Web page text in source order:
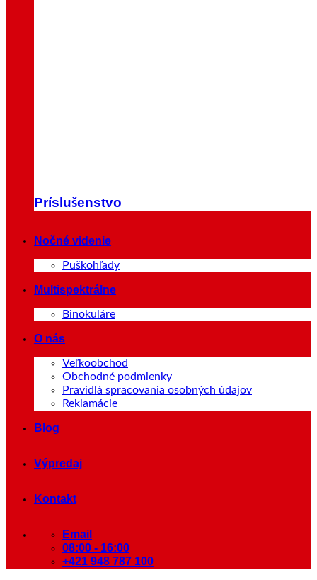
Príslušenstvo
Nočné videnie
Puškohľady
Multispektrálne
Binokuláre
O nás
Veľkoobchod
Obchodné podmienky
Pravidlá spracovania osobných údajov
Reklamácie
Blog
Výpredaj
Kontakt
Email
08:00 - 16:00
+421 948 787 100